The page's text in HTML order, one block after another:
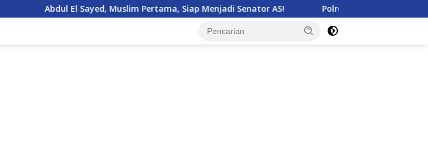
Abdul El Sayed, Muslim Pertama, Siap Menjadi Senator AS! Polres Ciamis Perkuat Patroli untuk